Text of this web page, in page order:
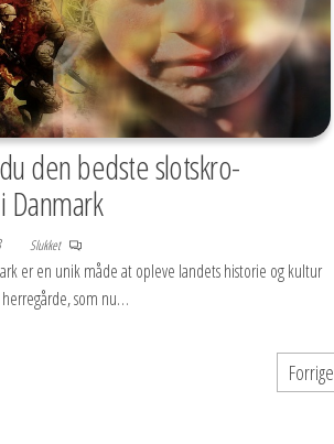
den bedste slotskro-
Danmark
Slukket
er en unik måde at opleve landets historie og kultur
herregårde, som nu…
Forrige